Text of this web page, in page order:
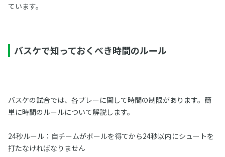
ています。
バスケで知っておくべき時間のルール
バスケの試合では、各プレーに関して時間の制限があります。簡
単に時間のルールについて解説します。
24秒ルール：自チームがボールを得てから24秒以内にシュートを
打たなければなりません